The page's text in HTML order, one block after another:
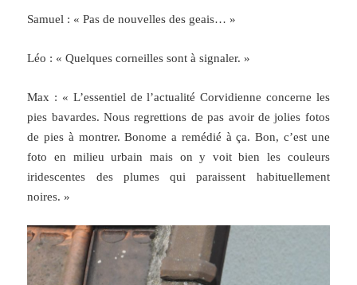
Samuel : « Pas de nouvelles des geais… »
Léo : « Quelques corneilles sont à signaler. »
Max : « L’essentiel de l’actualité Corvidienne concerne les
pies bavardes. Nous regrettions de pas avoir de jolies fotos
de pies à montrer. Bonome a remédié à ça. Bon, c’est une
foto en milieu urbain mais on y voit bien les couleurs
iridescentes des plumes qui paraissent habituellement
noires. »